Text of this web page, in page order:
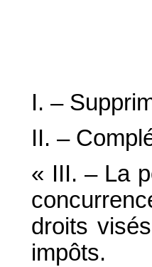
I. –
II. –
« III. – La
droits
impôts.